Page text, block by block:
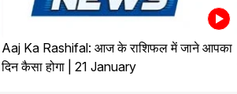
Aaj Ka Rashifal: आज के राशिफल में जाने आपका
दिन कैसा होगा | 21 January